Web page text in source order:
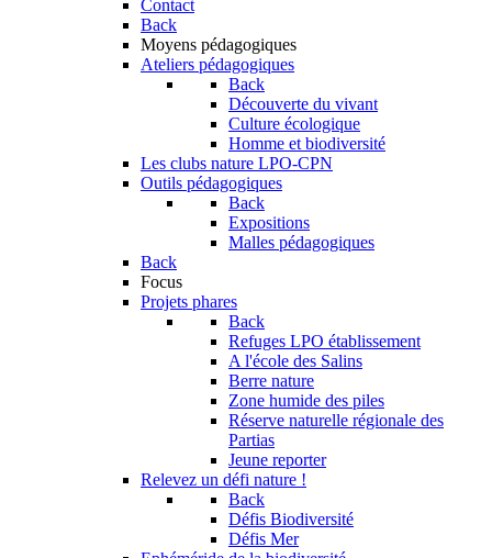
Contact
Back
Moyens pédagogiques
Ateliers pédagogiques
Back
Découverte du vivant
Culture écologique
Homme et biodiversité
Les clubs nature LPO-CPN
Outils pédagogiques
Back
Expositions
Malles pédagogiques
Back
Focus
Projets phares
Back
Refuges LPO établissement
A l'école des Salins
Berre nature
Zone humide des piles
Réserve naturelle régionale des
Partias
Jeune reporter
Relevez un défi nature !
Back
Défis Biodiversité
Défis Mer